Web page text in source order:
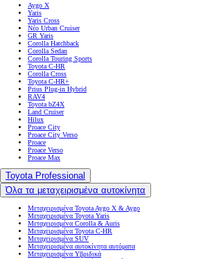
Aygo X
Yaris
Yaris Cross
Νέο Urban Cruiser
GR Yaris
Corolla Hatchback
Corolla Sedan
Corolla Touring Sports
Toyota C-HR
Corolla Cross
Toyota C-HR+
Prius Plug-in Hybrid
RAV4
Toyota bZ4X
Land Cruiser
Hilux
Proace City
Proace City Verso
Proace
Proace Verso
Proace Max
Toyota Professional
Όλα τα μεταχειρισμένα αυτοκίνητα
Μεταχειρισμένα Toyota Aygo X & Aygo
Μεταχειρισμένα Toyota Yaris
Μεταχειρισμένα Corolla & Auris
Μεταχειρισμένα Toyota C-HR
Μεταχειρισμένα SUV
Μεταχειρισμένα αυτοκίνητα αυτόματα
Μεταχειρισμένα Υβριδικά